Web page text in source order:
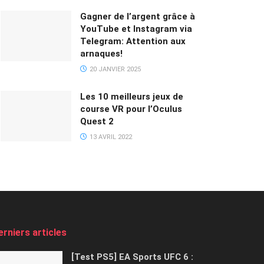
Gagner de l’argent grâce à
YouTube et Instagram via
Telegram: Attention aux
arnaques!
20 JANVIER 2025
Les 10 meilleurs jeux de
course VR pour l’Oculus
Quest 2
13 AVRIL 2022
articles
[Test PS5] EA Sports UFC 6 :